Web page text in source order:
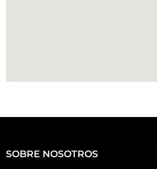
SOBRE NOSOTROS